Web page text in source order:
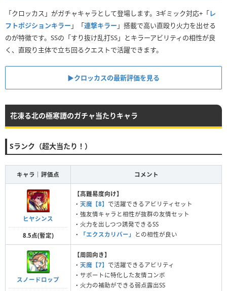
「クロッカス」がガチャキャラとして登場します。3ギミック対応+「レ
フトポジションキラー 」「連撃キラー 」搭載で高い直殴り火力を出せる
のが特徴です。SSの「すり抜け乱打SS」とキラーアビリティの相性が良
く、直殴り主体で立ち回るクエストで活躍できます。
▶︎クロッカスの最新評価を見る
花凍る北の極寒譚のガチャ当たりキャラ
Sランク（超大当たり！）
キャラ｜評価点 コメント
ヒヤシンス
8.5点(暫定)
【高難易度向け】
・ 天魔【8】 で活躍できるアビリティセット
・強友情キャラと相性が抜群の友情セット
・火力を出しつつ誘発できるSS
・
「エクスカリバー」 との相性が良い
スノードロップ
【周回向き】
・ 天魔【7】 で活躍できるアビリティ
・サポートに特化した友情コンボ
・火力の補助ができる弱点露出SS